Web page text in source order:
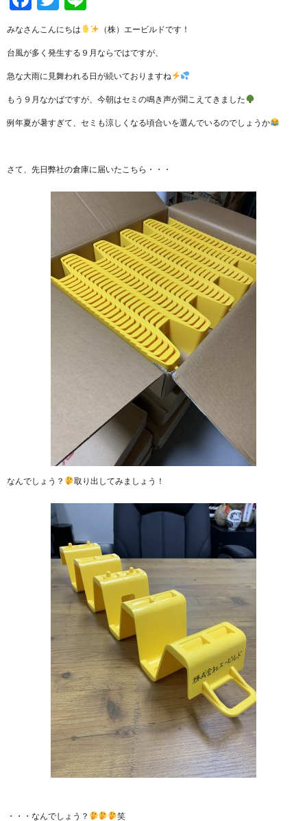
みなさんこんにちは （株）エービルドです！
台風が多く発生する９月ならではですが、
急な大雨に見舞われる日が続いておりますね
もう９月なかばですが、今朝はセミの鳴き声が聞こえてきました
例年夏が暑すぎて、セミも涼しくなる頃合いを選んでいるのでしょうか
さて、先日弊社の倉庫に届いたこちら・・・
なんでしょう？ 取り出してみましょう！
・・・なんでしょう？ 笑